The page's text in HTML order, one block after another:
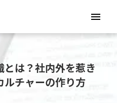
menu
は？社内外を惹き
ルチャーの作り方